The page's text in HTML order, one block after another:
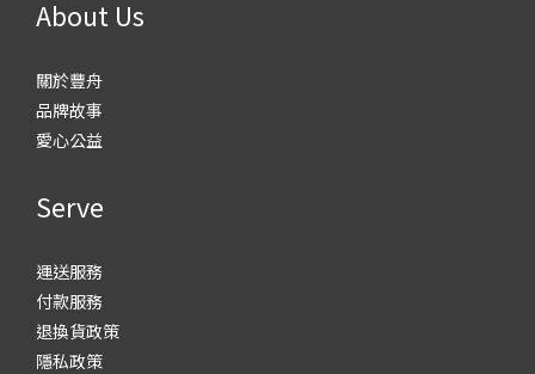
About Us
關於豐舟
品牌故事
愛心公益
Serve
運送服務
付款服務
退換貨政策
隱私政策